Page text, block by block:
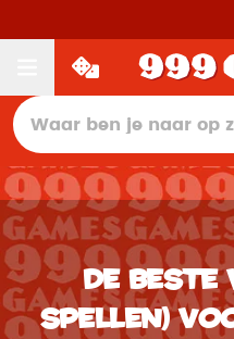
DE BESTE
spellen)